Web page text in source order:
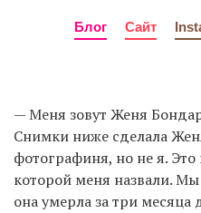
Блог Сайт
— Меня зовут Женя
Снимки ниже сделала
фотографиня, но не я. Это
которой меня назвали.
она умерла за три